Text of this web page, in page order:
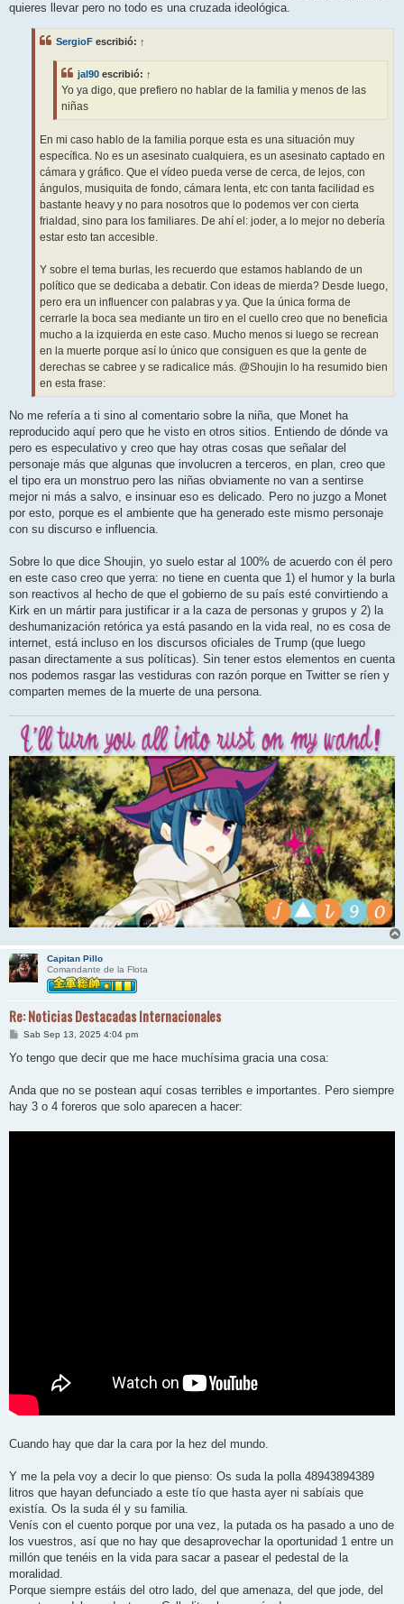
quieres llevar pero no todo es una cruzada ideológica.
SergioF escribió: ↑
jal90 escribió: ↑
Yo ya digo, que prefiero no hablar de la familia y menos de las
niñas
En mi caso hablo de la familia porque esta es una situación muy
específica. No es un asesinato cualquiera, es un asesinato captado en
cámara y gráfico. Que el vídeo pueda verse de cerca, de lejos, con
ángulos, musiquita de fondo, cámara lenta, etc con tanta facilidad es
bastante heavy y no para nosotros que lo podemos ver con cierta
frialdad, sino para los familiares. De ahí el: joder, a lo mejor no debería
estar esto tan accesible.
Y sobre el tema burlas, les recuerdo que estamos hablando de un
político que se dedicaba a debatir. Con ideas de mierda? Desde luego,
pero era un influencer con palabras y ya. Que la única forma de
cerrarle la boca sea mediante un tiro en el cuello creo que no beneficia
mucho a la izquierda en este caso. Mucho menos si luego se recrean
en la muerte porque así lo único que consiguen es que la gente de
derechas se cabree y se radicalice más. @Shoujin lo ha resumido bien
en esta frase:
No me refería a ti sino al comentario sobre la niña, que Monet ha
reproducido aquí pero que he visto en otros sitios. Entiendo de dónde va
pero es especulativo y creo que hay otras cosas que señalar del
personaje más que algunas que involucren a terceros, en plan, creo que
el tipo era un monstruo pero las niñas obviamente no van a sentirse
mejor ni más a salvo, e insinuar eso es delicado. Pero no juzgo a Monet
por esto, porque es el ambiente que ha generado este mismo personaje
con su discurso e influencia.
Sobre lo que dice Shoujin, yo suelo estar al 100% de acuerdo con él pero
en este caso creo que yerra: no tiene en cuenta que 1) el humor y la burla
son reactivos al hecho de que el gobierno de su país esté convirtiendo a
Kirk en un mártir para justificar ir a la caza de personas y grupos y 2) la
deshumanización retórica ya está pasando en la vida real, no es cosa de
internet, está incluso en los discursos oficiales de Trump (que luego
pasan directamente a sus políticas). Sin tener estos elementos en cuenta
nos podemos rasgar las vestiduras con razón porque en Twitter se ríen y
comparten memes de la muerte de una persona.
Capitan Pillo
Comandante de la Flota
Re: Noticias Destacadas Internacionales
M
n
j
Sab Sep 13, 2025 4:04 pm
Yo tengo que decir que me hace muchísima gracia una cosa:
Anda que no se postean aquí cosas terribles e importantes. Pero siempre
hay 3 o 4 foreros que solo aparecen a hacer:
Cuando hay que dar la cara por la hez del mundo.
Y me la pela voy a decir lo que pienso: Os suda la polla 48943894389
litros que hayan defunciado a este tío que hasta ayer ni sabíais que
existía. Os la suda él y su familia.
Venís con el cuento porque por una vez, la putada os ha pasado a uno de
los vuestros, así que no hay que desaprovechar la oportunidad 1 entre un
millón que tenéis en la vida para sacar a pasear el pedestal de la
moralidad.
Porque siempre estáis del otro lado, del que amenaza, del que jode, del